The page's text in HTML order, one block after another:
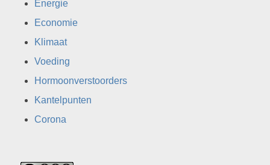
Energie
Economie
Klimaat
Voeding
Hormoonverstoorders
Kantelpunten
Corona